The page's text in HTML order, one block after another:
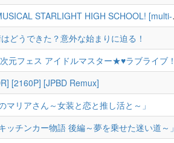
STARLIGHT HIGH SCHOOL! [multi-cam]
うできた？意外な始まりに迫る！
[2160P] [JPBD Remux]
リアさん～女装と恋と推し活と～」
チンカー物語 後編～夢を乗せた迷い道～」